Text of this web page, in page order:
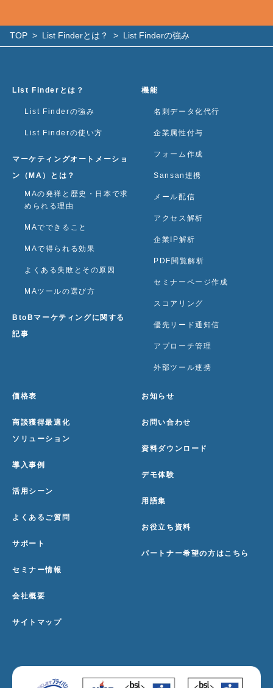
TOP > List Finderとは？ > List Finderの強み
List Finderとは？
List Finderの強み
List Finderの使い方
マーケティングオートメーショ
ン（MA）とは？
MAの発祥と歴史・日本で求
められる理由
MAでできること
MAで得られる効果
よくある失敗とその原因
MAツールの選び方
BtoBマーケティングに関する
記事
機能
名刺データ化代行
企業属性付与
フォーム作成
Sansan連携
メール配信
アクセス解析
企業IP解析
PDF閲覧解析
セミナーページ作成
スコアリング
優先リード通知信
アプローチ管理
外部ツール連携
価格表
商談獲得最適化
ソリューション
導入事例
活用シーン
よくあるご質問
サポート
セミナー情報
会社概要
サイトマップ
お知らせ
お問い合わせ
資料ダウンロード
デモ体験
用語集
お役立ち資料
パートナー希望の方はこちら